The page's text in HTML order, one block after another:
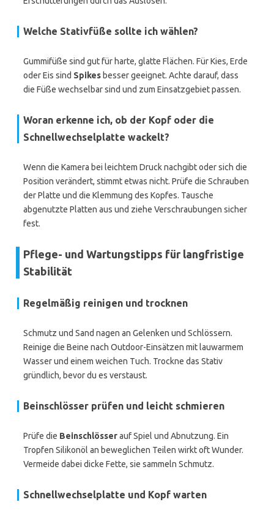
Welche Stativfüße sollte ich wählen?
Gummifüße sind gut für harte, glatte Flächen. Für Kies, Erde
oder Eis sind Spikes besser geeignet. Achte darauf, dass
die Füße wechselbar sind und zum Einsatzgebiet passen.
Woran erkenne ich, ob der Kopf oder die
Schnellwechselplatte wackelt?
Wenn die Kamera bei leichtem Druck nachgibt oder sich die
Position verändert, stimmt etwas nicht. Prüfe die Schrauben
der Platte und die Klemmung des Kopfes. Tausche
abgenutzte Platten aus und ziehe Verschraubungen sicher
fest.
Pflege- und Wartungstipps für langfristige
Stabilität
Regelmäßig reinigen und trocknen
Schmutz und Sand nagen an Gelenken und Schlössern.
Reinige die Beine nach Outdoor-Einsätzen mit lauwarmem
Wasser und einem weichen Tuch. Trockne das Stativ
gründlich, bevor du es verstaust.
Beinschlösser prüfen und leicht schmieren
Prüfe die Beinschlösserauf Spiel und Abnutzung. Ein
Tropfen Silikonöl an beweglichen Teilen wirkt oft Wunder.
Vermeide dabei dicke Fette, sie sammeln Schmutz.
Schnellwechselplatte und Kopf warten